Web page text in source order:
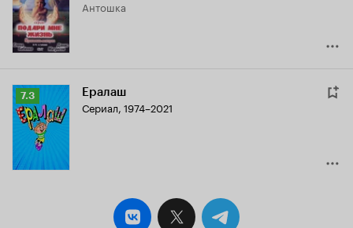
7.3
Антошка
Рейтинг
Кинопоиска
7.3
7.3 Ералаш
Сериал, 1974–2021